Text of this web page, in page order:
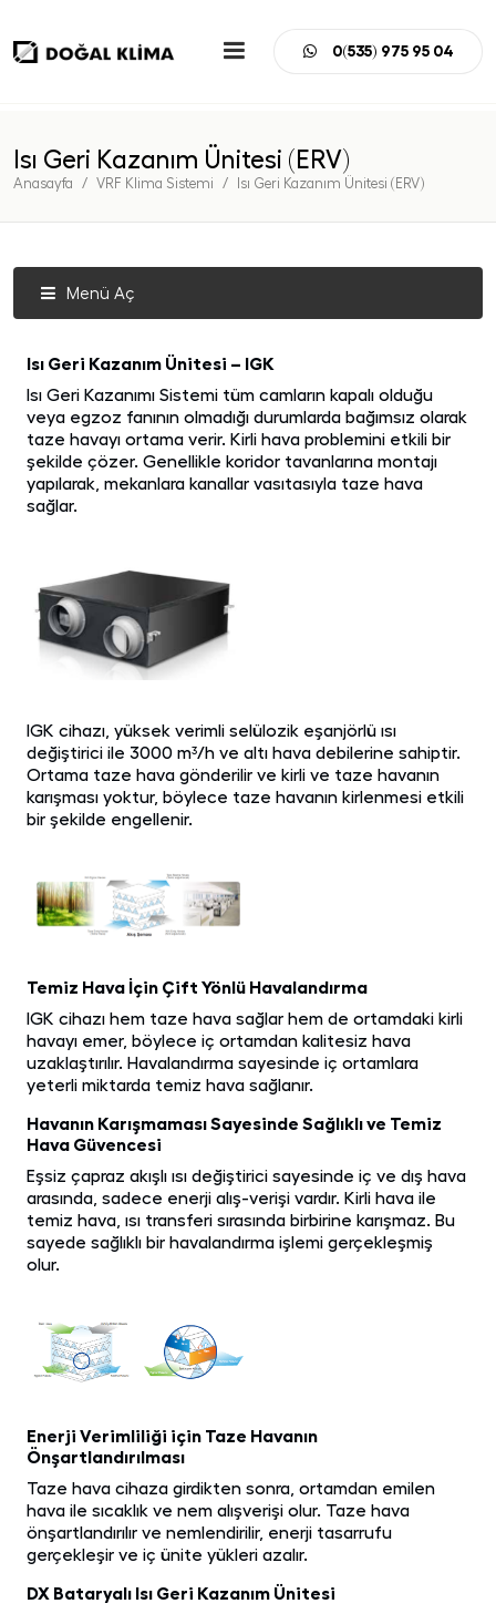
0(535) 975 95 04
Isı Geri Kazanım Ünitesi (ERV)
Anasayfa VRF Klima Sistemi Isı Geri Kazanım Ünitesi (ERV)
Menü Aç
Isı Geri Kazanım Ünitesi – IGK
Isı Geri Kazanımı Sistemi tüm camların kapalı olduğu
veya egzoz fanının olmadığı durumlarda bağımsız olarak
taze havayı ortama verir. Kirli hava problemini etkili bir
şekilde çözer. Genellikle koridor tavanlarına montajı
yapılarak, mekanlara kanallar vasıtasıyla taze hava
sağlar.
IGK cihazı, yüksek verimli selülozik eşanjörlü ısı
değiştirici ile 3000 m³/h ve altı hava debilerine sahiptir.
Ortama taze hava gönderilir ve kirli ve taze havanın
karışması yoktur, böylece taze havanın kirlenmesi etkili
bir şekilde engellenir.
Temiz Hava İçin Çift Yönlü Havalandırma
IGK cihazı hem taze hava sağlar hem de ortamdaki kirli
havayı emer, böylece iç ortamdan kalitesiz hava
uzaklaştırılır. Havalandırma sayesinde iç ortamlara
yeterli miktarda temiz hava sağlanır.
Havanın Karışmaması Sayesinde Sağlıklı ve Temiz
Hava Güvencesi
Eşsiz çapraz akışlı ısı değiştirici sayesinde iç ve dış hava
arasında, sadece enerji alış-verişi vardır. Kirli hava ile
temiz hava, ısı transferi sırasında birbirine karışmaz. Bu
sayede sağlıklı bir havalandırma işlemi gerçekleşmiş
olur.
Enerji Verimliliği için Taze Havanın
Önşartlandırılması
Taze hava cihaza girdikten sonra, ortamdan emilen
hava ile sıcaklık ve nem alışverişi olur. Taze hava
önşartlandırılır ve nemlendirilir, enerji tasarrufu
gerçekleşir ve iç ünite yükleri azalır.
DX Bataryalı Isı Geri Kazanım Ünitesi